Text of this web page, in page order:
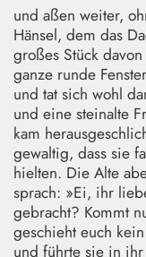
und aßen weiter,
Hänsel, dem das
großes Stück
ganze runde
und tat sich wohl
und eine steinalte
kam
gewaltig, dass sie
hielten. Die Alte
sprach: »Ei, ihr
gebracht? Kommt
geschieht euch
und führte sie in